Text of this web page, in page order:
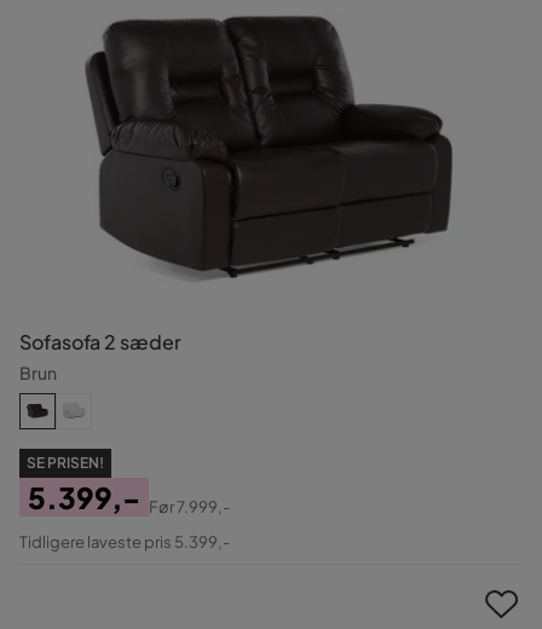
Sofasofa 2 sæder
Brun
SE PRISEN!
Pris
5.399,-
Original
Før7.999,-
Tidligere laveste pris 5.399,-